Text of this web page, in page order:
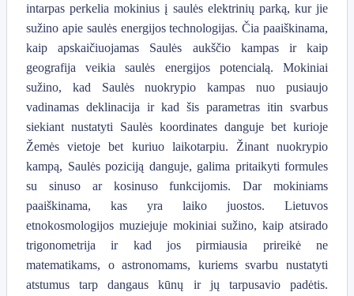
intarpas perkelia mokinius į saulės elektrinių parką, kur jie
sužino apie saulės energijos technologijas. Čia paaiškinama,
kaip apskaičiuojamas Saulės aukščio kampas ir kaip
geografija veikia saulės energijos potencialą. Mokiniai
sužino, kad Saulės nuokrypio kampas nuo pusiaujo
vadinamas deklinacija ir kad šis parametras itin svarbus
siekiant nustatyti Saulės koordinates danguje bet kurioje
Žemės vietoje bet kuriuo laikotarpiu. Žinant nuokrypio
kampą, Saulės poziciją danguje, galima pritaikyti formules
su sinuso ar kosinuso funkcijomis. Dar mokiniams
paaiškinama, kas yra laiko juostos. Lietuvos
etnokosmologijos muziejuje mokiniai sužino, kaip atsirado
trigonometrija ir kad jos pirmiausia prireikė ne
matematikams, o astronomams, kuriems svarbu nustatyti
atstumus tarp dangaus kūnų ir jų tarpusavio padėtis.